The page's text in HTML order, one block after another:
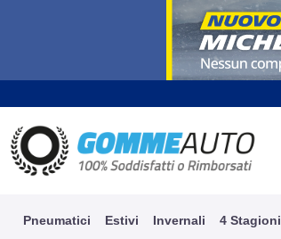
Pneumatici Estivi Invernali 4 Stagioni